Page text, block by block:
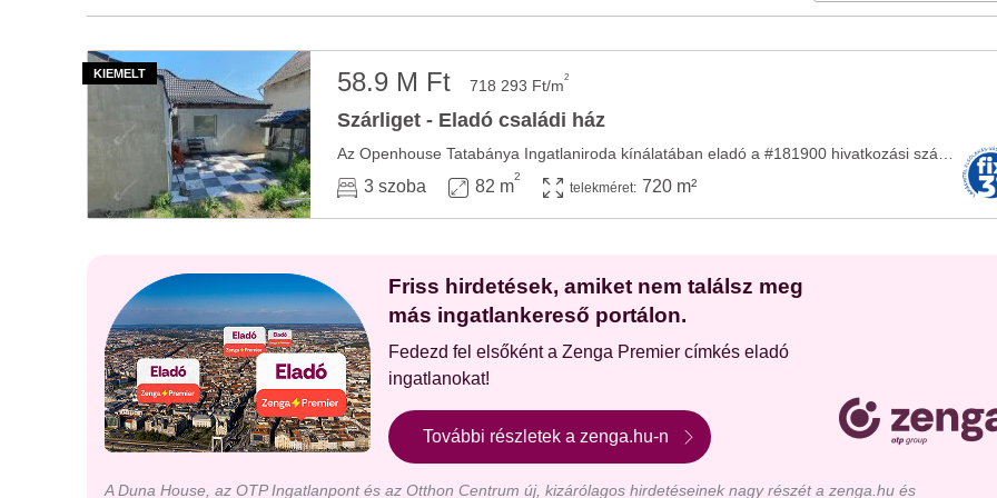
58.9 M Ft 718 293 Ft/m2
Szárliget - Eladó családi ház
3 szoba 82 m
2
telekméret: 720 m²
Friss hirdetések, amiket nem találsz meg
más ingatlankereső portálon.
Fedezd fel elsőként a Zenga Premier címkés eladó
ingatlanokat!
További részletek a zenga.hu-n
A Duna House, az OTP Ingatlanpont és az Otthon Centrum új, kizárólagos hirdetéseinek nagy részét a zenga.hu és